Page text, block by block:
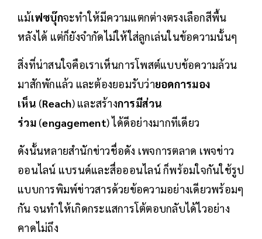
แม้เฟซบุ๊กจะทำให้มีความแตกต่างตรงเลือกสีพื้น
หลังได้ แต่ก็ยังจำกัดไม่ให้ใส่ลูกเล่นในข้อความนั้นๆ
สิ่งที่น่าสนใจคือเราเห็นการโพสต์แบบข้อความล้วน
มาสักพักแล้ว และต้องยอมรับว่ายอดการมอง
เห็น (Reach) และสร้างการมีส่วน
ร่วม(engagement) ได้ดีอย่างมากทีเดียว
ดังนั้นหลายสำนักข่าวชื่อดัง เพจการตลาด เพจข่าว
ออนไลน์ แบรนด์และสื่อออนไลน์ ก็พร้อมใจกันใช้รูป
แบบการพิมพ์ข่าวสารด้วยข้อความอย่างเดียวพร้อมๆ
กัน จนทำให้เกิดกระแสการโต้ตอบกลับได้ไวอย่าง
คาดไม่ถึง